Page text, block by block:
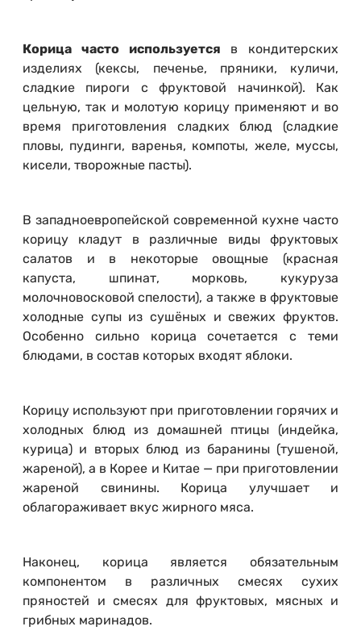
Корица часто используется в кондитерских
изделиях (кексы, печенье, пряники, куличи,
сладкие пироги с фруктовой начинкой). Как
цельную, так и молотую корицу применяют и во
время приготовления сладких блюд (сладкие
пловы, пудинги, варенья, компоты, желе, муссы,
кисели, творожные пасты).
В западноевропейской современной кухне часто
корицу кладут в различные виды фруктовых
салатов и в некоторые овощные (красная
капуста, шпинат, морковь, кукуруза
молочновосковой спелости), а также в фруктовые
холодные супы из сушёных и свежих фруктов.
Особенно сильно корица сочетается с теми
блюдами, в состав которых входят яблоки.
Корицу используют при приготовлении горячих и
холодных блюд из домашней птицы (индейка,
курица) и вторых блюд из баранины (тушеной,
жареной), а в Корее и Китае — при приготовлении
жареной свинины. Корица улучшает и
облагораживает вкус жирного мяса.
Наконец, корица является обязательным
компонентом в различных смесях сухих
пряностей и смесях для фруктовых, мясных и
грибных маринадов.